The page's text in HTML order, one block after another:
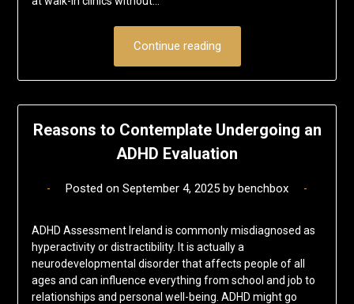
Continue reading
Reasons to Contemplate Undergoing an
ADHD Evaluation
Posted on September 4, 2025 by benchbox
ADHD Assessment Ireland is commonly misdiagnosed as
hyperactivity or distractibility. It is actually a
neurodevelopmental disorder that affects people of all
ages and can influence everything from school and job to
relationships and personal well-being. ADHD might go